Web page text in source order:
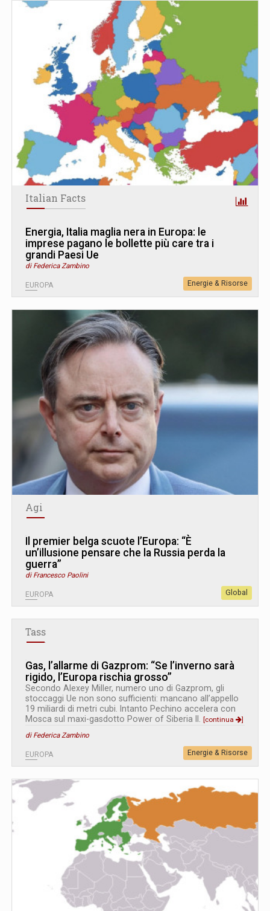
Italian Facts
Energia, Italia maglia nera in Europa: le
imprese pagano le bollette più care tra i
grandi Paesi Ue
di Federica Zambino
EUROPA Energie & Risorse
Agi
Il premier belga scuote l’Europa: “È
un’illusione pensare che la Russia perda la
guerra”
di Francesco Paolini
EUROPA Global
Tass
Gas, l’allarme di Gazprom: “Se l’inverno sarà
rigido, l’Europa rischia grosso”
Secondo Alexey Miller, numero uno di Gazprom, gli
stoccaggi Ue non sono sufficienti: mancano all’appello
19 miliardi di metri cubi. Intanto Pechino accelera con
Mosca sul maxi-gasdotto Power of Siberia II. [continua
]
di Federica Zambino
EUROPA Energie & Risorse